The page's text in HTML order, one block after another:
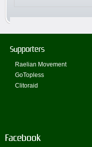
Supporters
Raelian Movement
GoTopless
Clitoraid
Facebook